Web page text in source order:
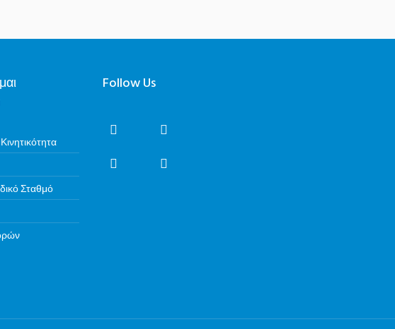
Σταθμό
Follow Us